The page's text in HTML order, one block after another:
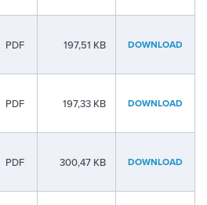
PDF 197,51 KB DOWNLOAD
PDF 197,33 KB DOWNLOAD
PDF 300,47 KB DOWNLOAD